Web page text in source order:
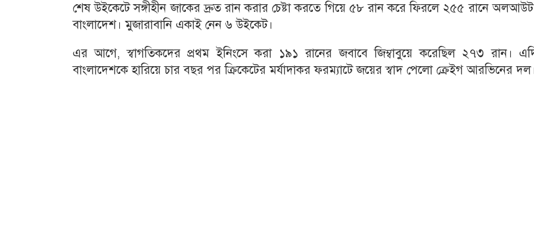
শেষ উইকেটে সঙ্গীহীন জাকের দ্রুত রান করার চেষ্টা করতে গিয়ে ৫৮ রান করে ফিরলে ২৫৫ রানে
বাংলাদেশ। মুজারাবানি একাই নেন ৬ উইকেট।
এর আগে, স্বাগতিকদের প্রথম ইনিংসে করা ১৯১ রানের জবাবে জিম্বাবুয়ে করেছিল ২৭৩ রান।
বাংলাদেশকে হারিয়ে চার বছর পর ক্রিকেটের মর্যাদাকর ফরম্যাটে জয়ের স্বাদ পেলো ক্রেইগ আরভিনের